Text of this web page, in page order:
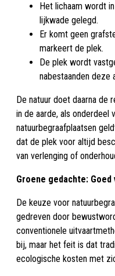
Het lichaam wordt
lijkwade gelegd.
Er komt geen
markeert de plek.
De plek wordt
nabestaanden deze
De natuur doet daarna de
in de aarde, als onderdeel
natuurbegraafplaatsen
dat de plek voor altijd
van verlenging of
Groene gedachte:
De keuze voor
gedreven door
conventionele
bij, maar het feit is dat
ecologische kosten met